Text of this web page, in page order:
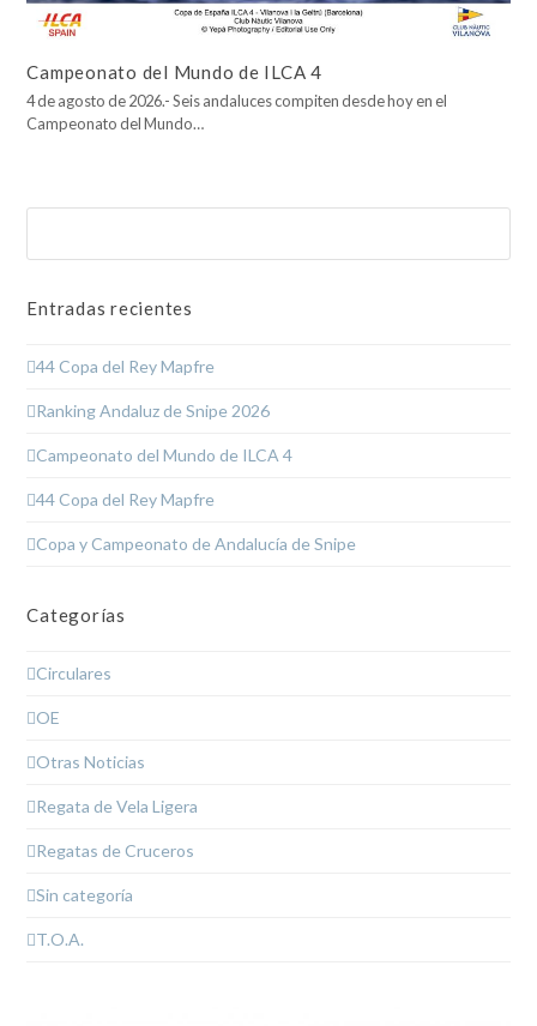
Campeonato del Mundo de ILCA 4
4 de agosto de 2026.- Seis andaluces compiten desde hoy en el
Campeonato del Mundo…
Entradas recientes
44 Copa del Rey Mapfre
Ranking Andaluz de Snipe 2026
Campeonato del Mundo de ILCA 4
44 Copa del Rey Mapfre
Copa y Campeonato de Andalucía de Snipe
Categorías
Circulares
OE
Otras Noticias
Regata de Vela Ligera
Regatas de Cruceros
Sin categoría
T.O.A.